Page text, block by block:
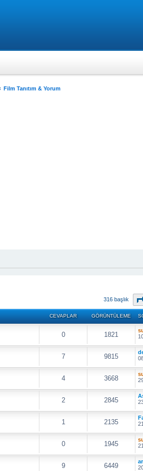
Film Tanıtım & Yorum
316 başlık
CEVAPLAR GÖRÜNTÜLEME
0 1821
7 9815
4 3668
2 2845
1 2135
0 1945
9 6449